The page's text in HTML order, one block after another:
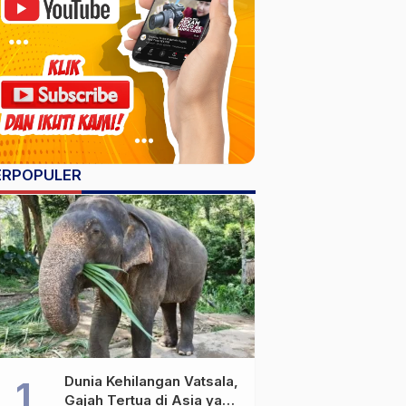
Dunia Kehilangan Vatsala,
Gajah Tertua di Asia yang